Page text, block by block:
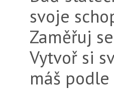
svoje
Zaměřuj
Vytvoř si
máš